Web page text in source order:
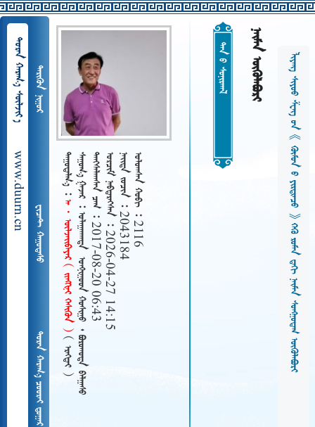
  
www.duurn.cn
 
 
   
 
      
             2017-08-20 06:43   2026-04-27 14:15   2043184   2116
ᠲᠠᠨ ᠤ ᠰᠤᠨᠢᠷᠬᠠᠯ                 